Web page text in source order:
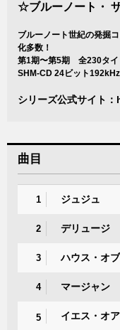
☆ブルーノート・
ブルーノート世紀の発掘
化多数！
第1期〜第5期 全230タイ
SHM-CD 24ビット
シリーズ公式サイト：
曲目
1 ジュジュ
2 デリュージ
3 ハウス・オ
4 マージャン
5 イエス・オ